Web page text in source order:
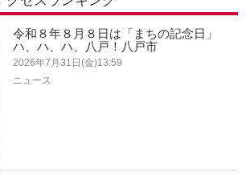
令和８年８月８日は「まちの記念日」
ハ、ハ、ハ、八戸！八戸市
2026年7月31日(金)13:59
ニュース